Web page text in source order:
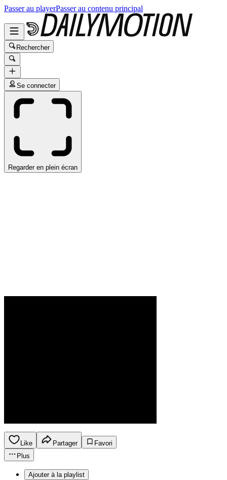
Passer au playerPasser au contenu principal
Rechercher
Se connecter
Regarder en plein écran
Like Partager
Favori
Plus
Ajouter à la playlist